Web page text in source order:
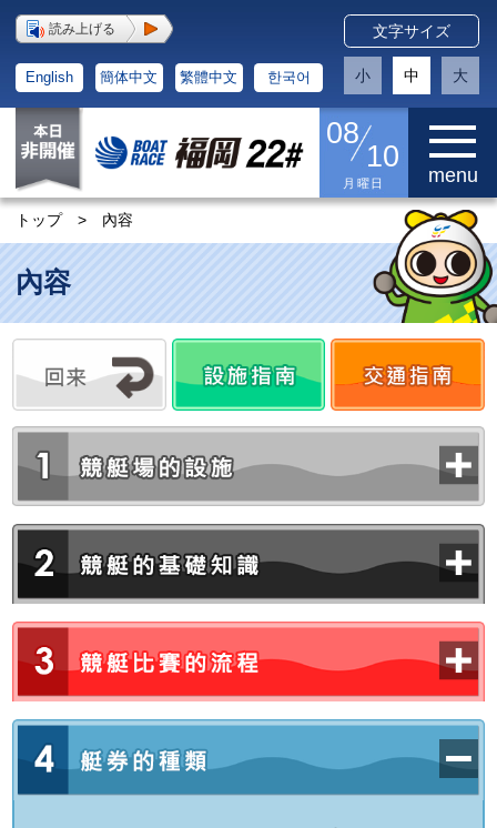
読み上げる
English 簡体中文 繁體中文 한국어
文字サイズ
小 中 大
08
10
月曜日 menu
トップ > 內容
內容